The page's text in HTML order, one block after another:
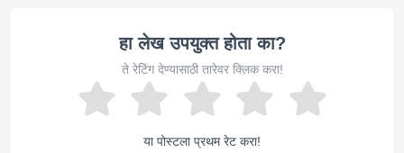
हा लेख उपयुक्त होता का?
ते रेटिंग देण्यासाठी तारेवर क्लिक करा!
या पोस्टला प्रथम रेट करा!